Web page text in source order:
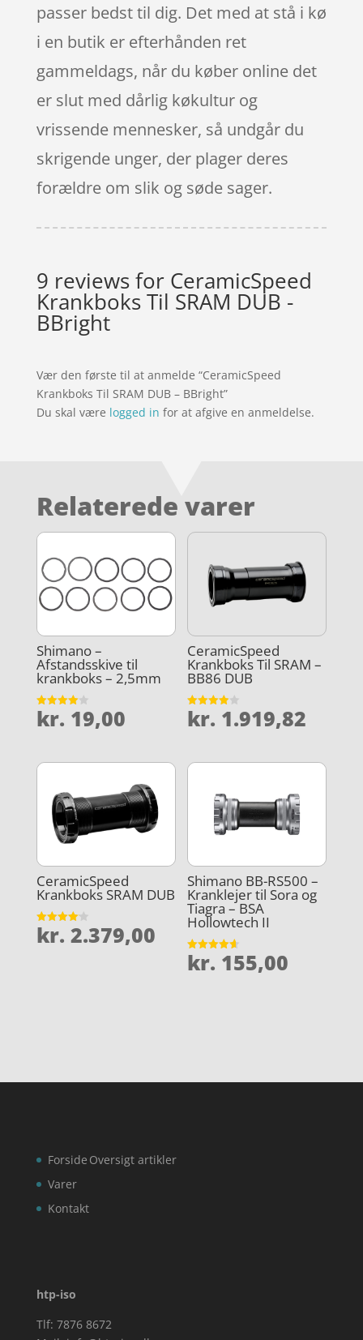
passer bedst til dig. Det med at stå i kø
i en butik er efterhånden ret
gammeldags, når du køber online det
er slut med dårlig køkultur og
vrissende mennesker, så undgår du
skrigende unger, der plager deres
forældre om slik og søde sager.
9 reviews for CeramicSpeed
Krankboks Til SRAM DUB -
BBright
Vær den første til at anmelde “CeramicSpeed
Krankboks Til SRAM DUB – BBright”
Du skal være logged in for at afgive en anmeldelse.
Relaterede varer
Shimano –
Afstandsskive til
krankboks – 2,5mm
Vurderet
kr. 19,00
CeramicSpeed
Krankboks Til SRAM –
BB86 DUB
Vurderet
3.9
kr. 1.919,82
CeramicSpeed
Krankboks SRAM DUB
Vurderet
4.1
kr. 2.379,00
Shimano BB-RS500 –
Kranklejer til Sora og
Tiagra – BSA
Hollowtech II
Vurderet
4.6
kr. 155,00
Forside
Varer
Kontakt
Oversigt artikler
htp-iso
Tlf: 7876 8672